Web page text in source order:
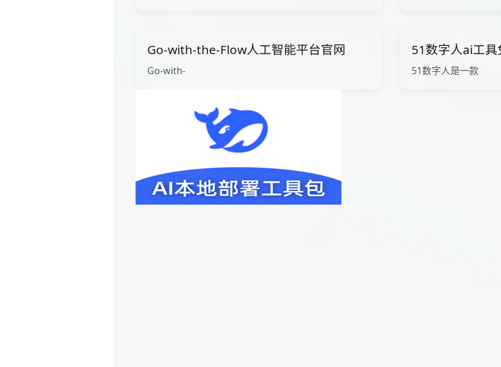
Go-with-the-Flow人工智能平台官网
Go-with-
51数字人ai工
51数字人是一款